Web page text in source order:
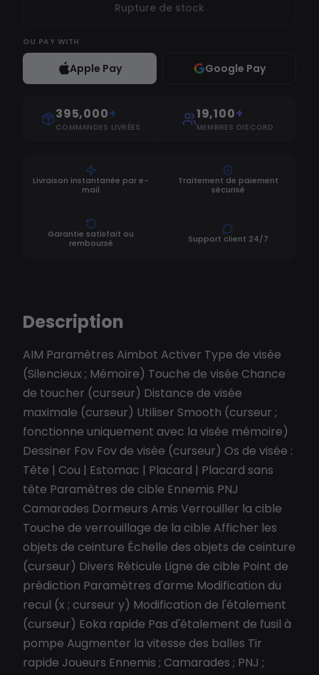
Rupture de stock
OU PAY WITH
Apple Pay Google Pay
395,000+
COMMANDES LIVRÉES
19,100+
MEMBRES DISCORD
Livraison instantanée par e-
mail
Traitement de paiement
sécurisé
Garantie satisfait ou
remboursé
Support client 24/7
Description
AIM Paramètres Aimbot Activer Type de visée
(Silencieux ; Mémoire) Touche de visée Chance
de toucher (curseur) Distance de visée
maximale (curseur) Utiliser Smooth (curseur ;
fonctionne uniquement avec la visée mémoire)
Dessiner Fov Fov de visée (curseur) Os de visée :
Tête | Cou | Estomac | Placard | Placard sans
tête Paramètres de cible Ennemis PNJ
Camarades Dormeurs Amis Verrouiller la cible
Touche de verrouillage de la cible Afficher les
objets de ceinture Échelle des objets de ceinture
(curseur) Divers Réticule Ligne de cible Point de
prédiction Paramètres d'arme Modification du
recul (x ; curseur y) Modification de l'étalement
(curseur) Eoka rapide Pas d'étalement de fusil à
pompe Augmenter la vitesse des balles Tir
rapide Joueurs Ennemis ; Camarades ; PNJ ;